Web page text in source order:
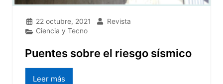
22 octubre, 2021
Revista
Ciencia y Tecno
Puentes sobre el riesgo sísmico
Leer más